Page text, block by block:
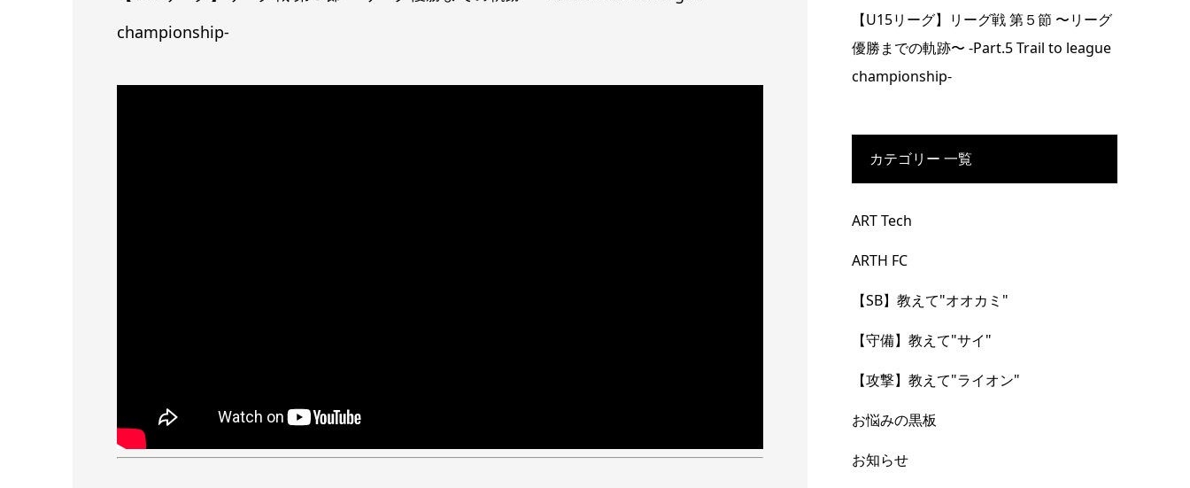
championship-
【U15リーグ】リーグ戦 第５節 〜リーグ
優勝までの軌跡〜 -Part.5 Trail to league
championship-
カテゴリー 一覧
ART Tech
ARTH FC
【SB】教えて"オオカミ"
【守備】教えて"サイ"
【攻撃】教えて"ライオン"
お悩みの黒板
お知らせ